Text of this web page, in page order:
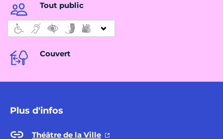
Tout public
Couvert
Plus d'infos
Théâtre de la Ville